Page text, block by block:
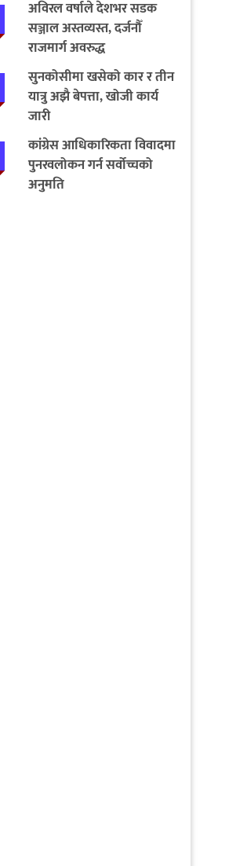
अविरल वर्षाले देशभर सडक
सञ्जाल अस्तव्यस्त, दर्जनौँ
राजमार्ग अवरुद्ध
सुनकोसीमा खसेको कार र तीन
यात्रु अझै बेपत्ता, खोजी कार्य
जारी
कांग्रेस आधिकारिकता विवादमा
पुनरवलोकन गर्न सर्वोच्चको
अनुमति